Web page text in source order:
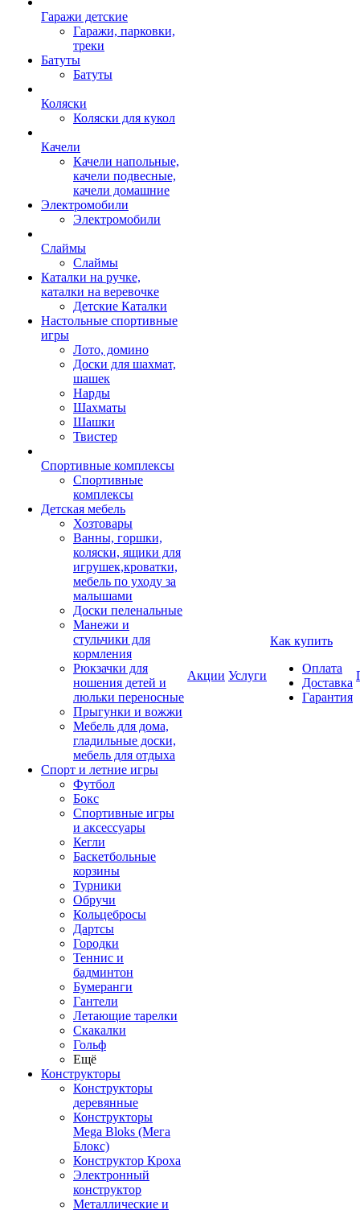
Гаражи детские
Гаражи, парковки,
треки
Батуты
Батуты
Коляски
Коляски для кукол
Качели
Качели напольные,
качели подвесные,
качели домашние
Электромобили
Электромобили
Слаймы
Слаймы
Каталки на ручке,
каталки на веревочке
Детские Каталки
Настольные спортивные
игры
Лото, домино
Доски для шахмат,
шашек
Нарды
Шахматы
Шашки
Твистер
Спортивные комплексы
Спортивные
комплексы
Детская мебель
Хозтовары
Ванны, горшки,
коляски, ящики для
игрушек,кроватки,
мебель по уходу за
малышами
Доски пеленальные
Манежи и
стульчики для
кормления
Рюкзачки для
ношения детей и
люльки переносные
Прыгунки и вожжи
Мебель для дома,
гладильные доски,
мебель для отдыха
Спорт и летние игры
Футбол
Бокс
Спортивные игры
и аксессуары
Кегли
Баскетбольные
корзины
Турники
Обручи
Кольцебросы
Дартсы
Городки
Теннис и
бадминтон
Бумеранги
Гантели
Летающие тарелки
Скакалки
Гольф
Ещё
Конструкторы
Конструкторы
деревянные
Конструкторы
Mega Bloks (Мега
Блокс)
Конструктор Кроха
Электронный
конструктор
Металлические и
Акции Услуги
Как купить
Оплата
Доставка
Гарантия